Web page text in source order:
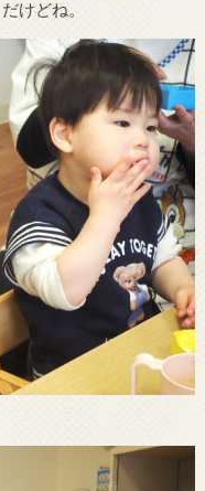
けどね。